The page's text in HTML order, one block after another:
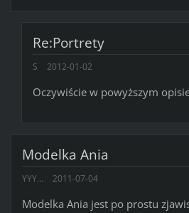
Re:Portrety
S 2012-01-02
Oczywiście w powyższym
Modelka Ania
YYY... 2011-07-04
Modelka Ania jest po prostu